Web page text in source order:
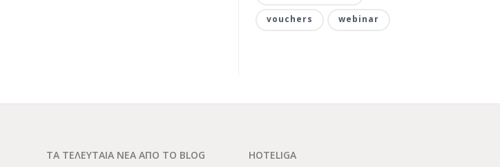
vouchers webinar
ΤΑ ΤΕΛΕΥΤΑΙΑ ΝΕΑ ΑΠΟ ΤΟ BLOG
HOTELIGA